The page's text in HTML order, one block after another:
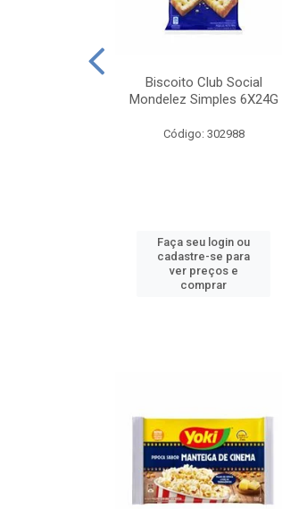
Biscoito Club Social
Mondelez Simples 6X24G
Código: 302988
Faça seu login ou
cadastre-se para
ver preços e
comprar